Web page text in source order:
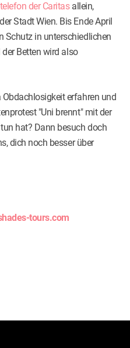
der Caritas allein,
Stadt Wien. Bis Ende April
Schutz in unterschiedlichen
Betten wird also
erfahren und
"Uni brennt" mit der
hat? Dann besuch doch
dich noch besser über
tours.com